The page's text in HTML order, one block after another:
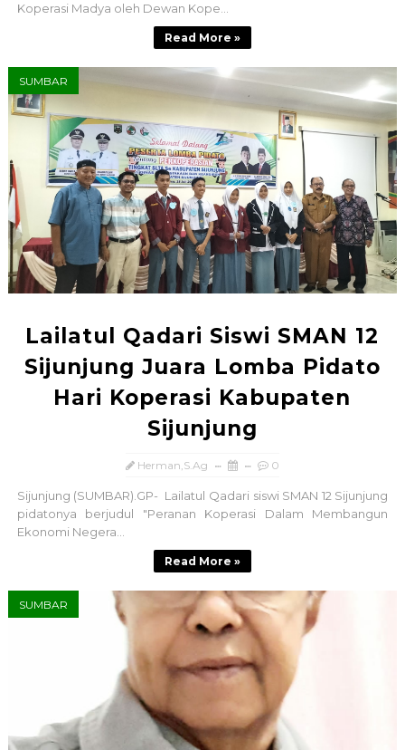
Koperasi Madya oleh Dewan Kope...
Read More »
SUMBAR
Lailatul Qadari Siswi SMAN 12
Sijunjung Juara Lomba Pidato
Hari Koperasi Kabupaten
Sijunjung
Herman,S.Ag 0
Sijunjung (SUMBAR).GP- Lailatul Qadari siswi SMAN 12 Sijunjung
pidatonya berjudul "Peranan Koperasi Dalam Membangun
Ekonomi Negera...
Read More »
SUMBAR